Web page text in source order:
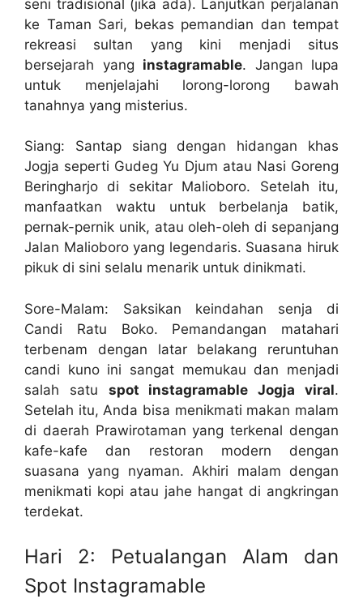
seni tradisional (jika ada). Lanjutkan perjalanan
ke Taman Sari, bekas pemandian dan tempat
rekreasi sultan yang kini menjadi situs
bersejarah yang instagramable. Jangan lupa
untuk menjelajahi lorong-lorong bawah
tanahnya yang misterius.
Siang: Santap siang dengan hidangan khas
Jogja seperti Gudeg Yu Djum atau Nasi Goreng
Beringharjo di sekitar Malioboro. Setelah itu,
manfaatkan waktu untuk berbelanja batik,
pernak-pernik unik, atau oleh-oleh di sepanjang
Jalan Malioboro yang legendaris. Suasana hiruk
pikuk di sini selalu menarik untuk dinikmati.
Sore-Malam: Saksikan keindahan senja di
Candi Ratu Boko. Pemandangan matahari
terbenam dengan latar belakang reruntuhan
candi kuno ini sangat memukau dan menjadi
salah satu spot instagramable Jogja viral.
Setelah itu, Anda bisa menikmati makan malam
di daerah Prawirotaman yang terkenal dengan
kafe-kafe dan restoran modern dengan
suasana yang nyaman. Akhiri malam dengan
menikmati kopi atau jahe hangat di angkringan
terdekat.
Hari 2: Petualangan Alam dan
Spot Instagramable